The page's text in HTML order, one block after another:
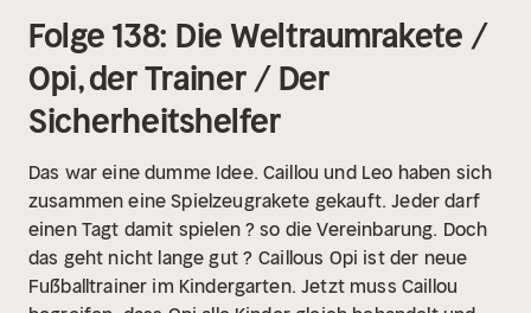
Folge 138: Die Weltraumrakete /
Opi, der Trainer / Der
Sicherheitshelfer
Das war eine dumme Idee. Caillou und Leo haben sich
zusammen eine Spielzeugrakete gekauft. Jeder darf
einen Tagt damit spielen ? so die Vereinbarung. Doch
das geht nicht lange gut ? Caillous Opi ist der neue
Fußballtrainer im Kindergarten. Jetzt muss Caillou